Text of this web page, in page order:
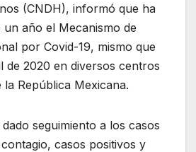
(CNDH), informó que ha
año el Mecanismo de
por Covid-19, mismo que
de 2020 en diversos centros
la República Mexicana.
seguimiento a los casos
casos positivos y